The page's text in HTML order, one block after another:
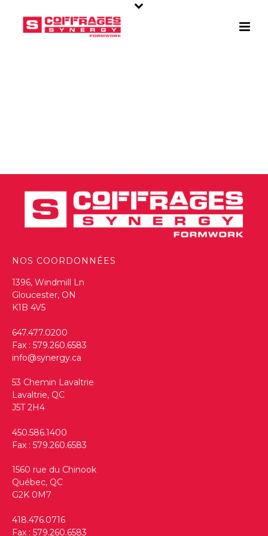
NOS COORDONNÉES
1396, Windmill Ln
Gloucester, ON
K1B 4V5
647.477.0200
Fax : 579.260.6583
info@synergy.ca
53 Chemin Lavaltrie
Lavaltrie, QC
J5T 2H4
450.586.1400
Fax : 579.260.6583
1560 rue du Chinook
Québec, QC
G2K 0M7
418.476.0716
Fax : 579.260.6583